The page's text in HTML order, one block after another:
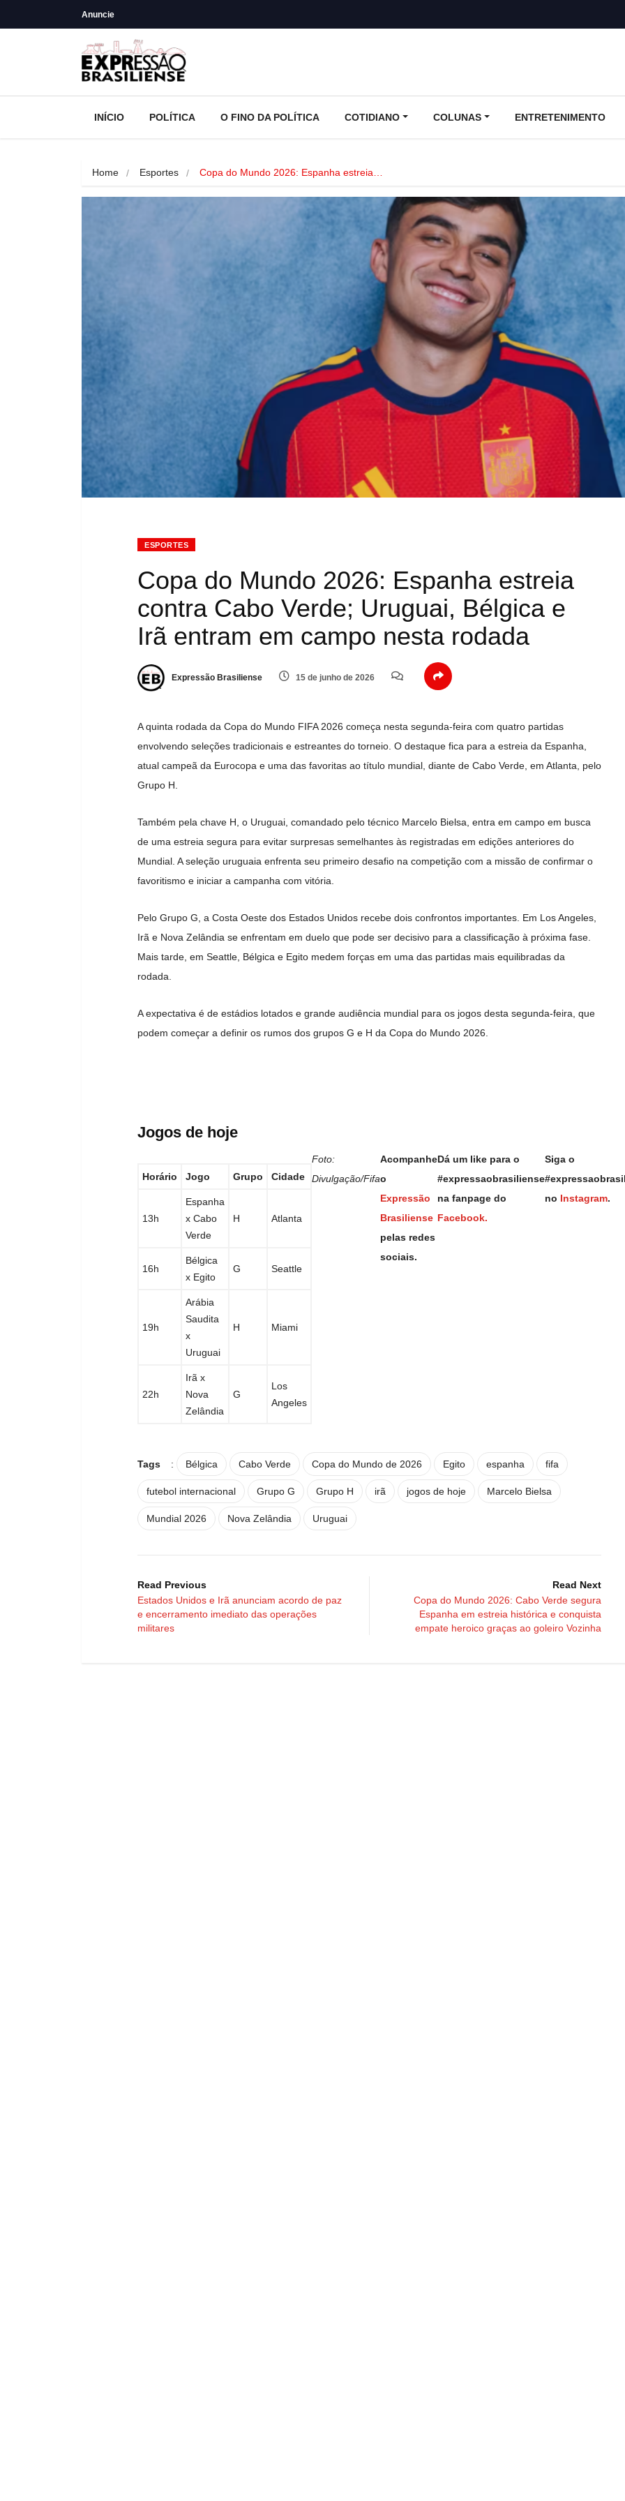
Anuncie
INÍCIO POLÍTICA O FINO DA POLÍTICA COTIDIANO COLUNAS ENTRETENIMENTO
Home Esportes Copa do Mundo 2026: Espanha estreia…
ESPORTES
Copa do Mundo 2026: Espanha estreia
contra Cabo Verde; Uruguai, Bélgica e
Irã entram em campo nesta rodada
Expressão Brasiliense 15 de junho de 2026
A quinta rodada da Copa do Mundo FIFA 2026 começa nesta segunda-feira com quatro partidas
envolvendo seleções tradicionais e estreantes do torneio. O destaque fica para a estreia da Espanha,
atual campeã da Eurocopa e uma das favoritas ao título mundial, diante de Cabo Verde, em Atlanta, pelo
Grupo H.
Também pela chave H, o Uruguai, comandado pelo técnico Marcelo Bielsa, entra em campo em busca
de uma estreia segura para evitar surpresas semelhantes às registradas em edições anteriores do
Mundial. A seleção uruguaia enfrenta seu primeiro desafio na competição com a missão de confirmar o
favoritismo e iniciar a campanha com vitória.
Pelo Grupo G, a Costa Oeste dos Estados Unidos recebe dois confrontos importantes. Em Los Angeles,
Irã e Nova Zelândia se enfrentam em duelo que pode ser decisivo para a classificação à próxima fase.
Mais tarde, em Seattle, Bélgica e Egito medem forças em uma das partidas mais equilibradas da
rodada.
A expectativa é de estádios lotados e grande audiência mundial para os jogos desta segunda-feira, que
podem começar a definir os rumos dos grupos G e H da Copa do Mundo 2026.
Jogos de hoje
Horário Jogo Grupo Cidade
13h
Espanha
x Cabo
Verde
H Atlanta
16h
Bélgica
x Egito
G Seattle
19h
Arábia
Saudita
x
Uruguai
H Miami
22h
Irã x
Nova
Zelândia
G
Los
Angeles
Foto:
Divulgação/Fifa
Acompanhe
o
Expressão
Brasiliense
pelas redes
sociais.
Dá um like para o
#expressaobrasiliense
na fanpage do
Facebook.
Siga o
no Instagram.
Tags : Bélgica Cabo Verde Copa do Mundo de 2026 Egito espanha fifa
futebol internacional Grupo G Grupo H irã jogos de hoje Marcelo Bielsa
Mundial 2026 Nova Zelândia Uruguai
Read Previous
Estados Unidos e Irã anunciam acordo de paz
e encerramento imediato das operações
militares
Read Next
Copa do Mundo 2026: Cabo Verde segura
Espanha em estreia histórica e conquista
empate heroico graças ao goleiro Vozinha